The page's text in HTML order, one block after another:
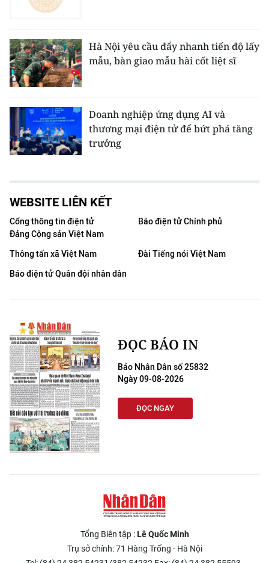
Hà Nội yêu cầu đẩy nhanh tiến độ lấy
mẫu, bàn giao mẫu hài cốt liệt sĩ
Doanh nghiệp ứng dụng AI và
thương mại điện tử để bứt phá tăng
trưởng
WEBSITE LIÊN KẾT
Cổng thông tin điện tử
Đảng Cộng sản Việt Nam
Báo điện tử Chính phủ
Thông tấn xã Việt Nam
Đài Tiếng nói Việt Nam
Báo điện tử Quân đội nhân dân
ĐỌC BÁO IN
Báo Nhân Dân số 25832
Ngày 09-08-2026
ĐỌC NGAY
Tổng Biên tập :Lê Quốc Minh
Trụ sở chính: 71 Hàng Trống - Hà Nội